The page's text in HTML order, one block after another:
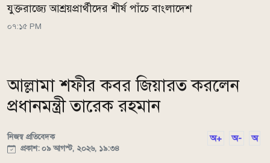
যুক্তরাজ্যে আশ্রয়প্রার্থীদের শীর্ষ পাঁচে বাংলাদেশ
০৭:১৫ PM
আল্লামা শফীর কবর জিয়ারত করলেন
প্রধানমন্ত্রী তারেক রহমান
নিজস্ব প্রতিবেদক
প্রকাশ: ০৯ আগস্ট, ২০২৬, ১৯:৩৪
অ+ অ- অ